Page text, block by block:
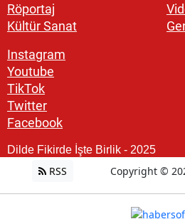
Röportaj
Kültür Sanat
Instagram
Youtube
TikTok
Twitter
Facebook
Dilde Fikirde İşte Birlik - 2025
RSS Copyright ©